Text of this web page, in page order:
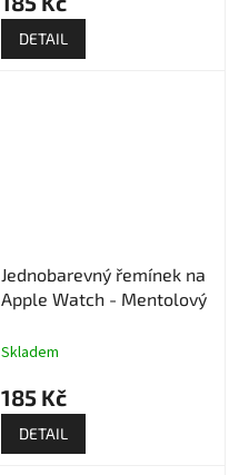
DETAIL
Jednobarevný řemínek na
Apple Watch - Mentolový
Skladem
185 Kč
DETAIL